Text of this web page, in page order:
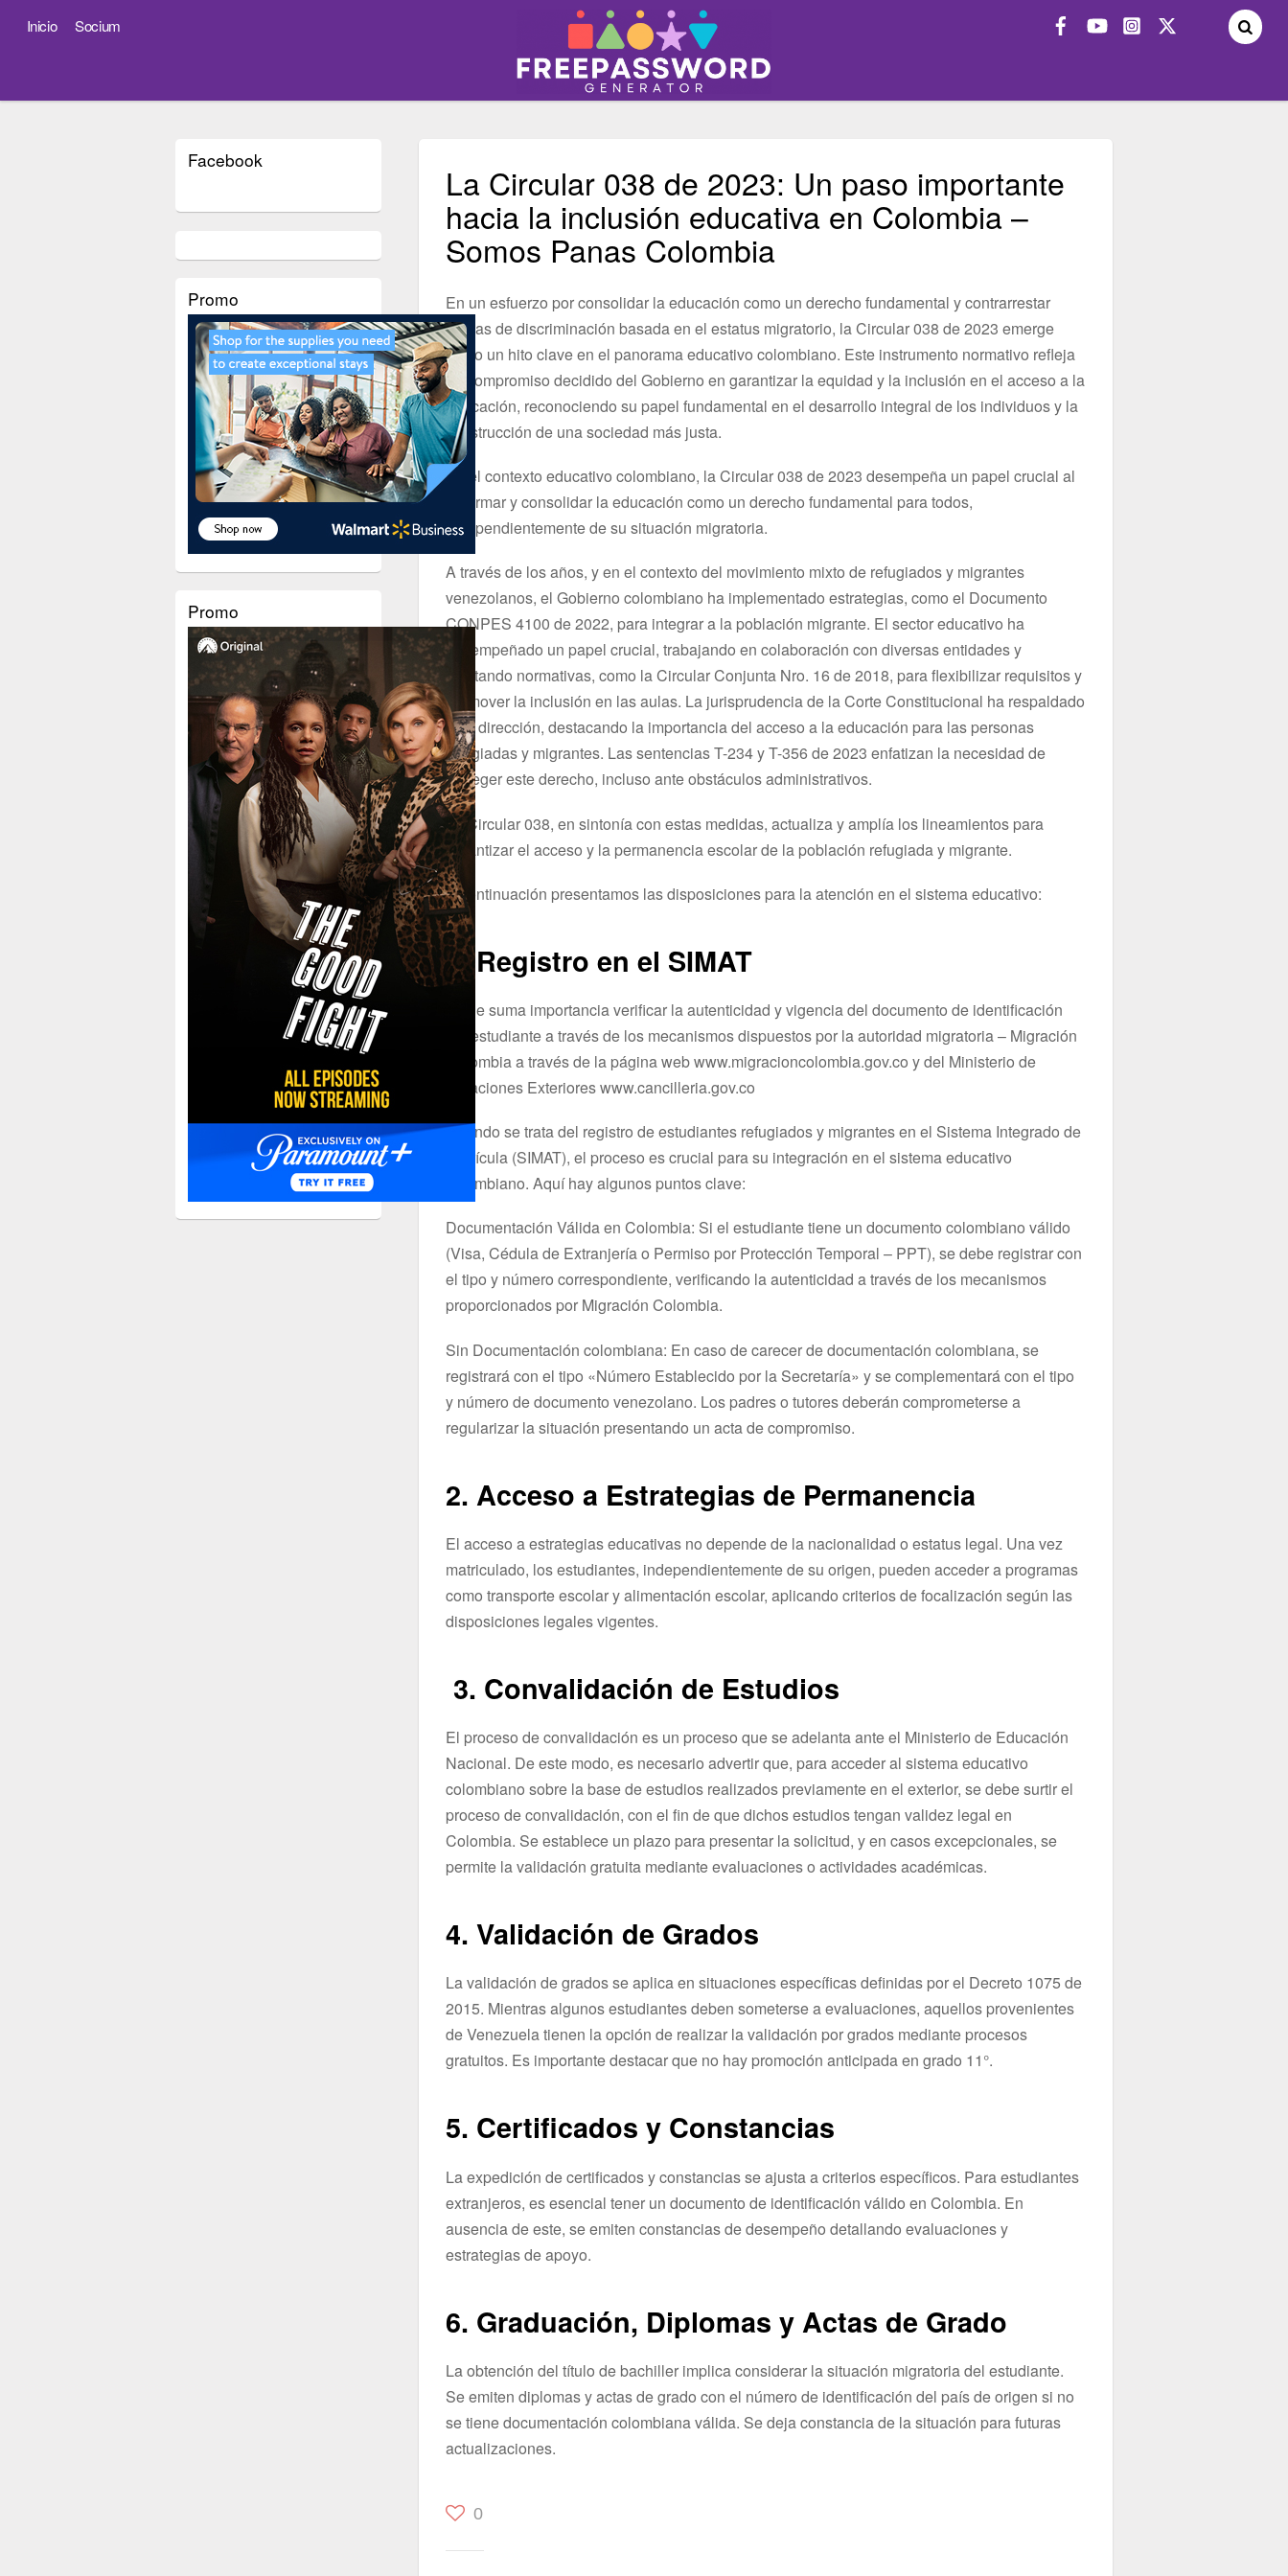
Inicio Socium
La Circular 038 de 2023: Un paso importante
hacia la inclusión educativa en Colombia –
Somos Panas Colombia
En un esfuerzo por consolidar la educación como un derecho fundamental y contrarrestar
formas de discriminación basada en el estatus migratorio, la Circular 038 de 2023 emerge
como un hito clave en el panorama educativo colombiano. Este instrumento normativo refleja
un compromiso decidido del Gobierno en garantizar la equidad y la inclusión en el acceso a la
educación, reconociendo su papel fundamental en el desarrollo integral de los individuos y la
construcción de una sociedad más justa.
En el contexto educativo colombiano, la Circular 038 de 2023 desempeña un papel crucial al
reafirmar y consolidar la educación como un derecho fundamental para todos,
independientemente de su situación migratoria.
A través de los años, y en el contexto del movimiento mixto de refugiados y migrantes
venezolanos, el Gobierno colombiano ha implementado estrategias, como el Documento
CONPES 4100 de 2022, para integrar a la población migrante. El sector educativo ha
desempeñado un papel crucial, trabajando en colaboración con diversas entidades y
ajustando normativas, como la Circular Conjunta Nro. 16 de 2018, para flexibilizar requisitos y
promover la inclusión en las aulas. La jurisprudencia de la Corte Constitucional ha respaldado
esta dirección, destacando la importancia del acceso a la educación para las personas
refugiadas y migrantes. Las sentencias T-234 y T-356 de 2023 enfatizan la necesidad de
proteger este derecho, incluso ante obstáculos administrativos.
La Circular 038, en sintonía con estas medidas, actualiza y amplía los lineamientos para
garantizar el acceso y la permanencia escolar de la población refugiada y migrante.
A continuación presentamos las disposiciones para la atención en el sistema educativo:
1. Registro en el SIMAT
Es de suma importancia verificar la autenticidad y vigencia del documento de identificación
del estudiante a través de los mecanismos dispuestos por la autoridad migratoria – Migración
Colombia a través de la página web www.migracioncolombia.gov.co y del Ministerio de
Relaciones Exteriores www.cancilleria.gov.co
Cuando se trata del registro de estudiantes refugiados y migrantes en el Sistema Integrado de
Matrícula (SIMAT), el proceso es crucial para su integración en el sistema educativo
colombiano. Aquí hay algunos puntos clave:
Documentación Válida en Colombia: Si el estudiante tiene un documento colombiano válido
(Visa, Cédula de Extranjería o Permiso por Protección Temporal – PPT), se debe registrar con
el tipo y número correspondiente, verificando la autenticidad a través de los mecanismos
proporcionados por Migración Colombia.
Sin Documentación colombiana: En caso de carecer de documentación colombiana, se
registrará con el tipo «Número Establecido por la Secretaría» y se complementará con el tipo
y número de documento venezolano. Los padres o tutores deberán comprometerse a
regularizar la situación presentando un acta de compromiso.
2. Acceso a Estrategias de Permanencia
El acceso a estrategias educativas no depende de la nacionalidad o estatus legal. Una vez
matriculado, los estudiantes, independientemente de su origen, pueden acceder a programas
como transporte escolar y alimentación escolar, aplicando criterios de focalización según las
disposiciones legales vigentes.
3. Convalidación de Estudios
El proceso de convalidación es un proceso que se adelanta ante el Ministerio de Educación
Nacional. De este modo, es necesario advertir que, para acceder al sistema educativo
colombiano sobre la base de estudios realizados previamente en el exterior, se debe surtir el
proceso de convalidación, con el fin de que dichos estudios tengan validez legal en
Colombia. Se establece un plazo para presentar la solicitud, y en casos excepcionales, se
permite la validación gratuita mediante evaluaciones o actividades académicas.
4. Validación de Grados
La validación de grados se aplica en situaciones específicas definidas por el Decreto 1075 de
2015. Mientras algunos estudiantes deben someterse a evaluaciones, aquellos provenientes
de Venezuela tienen la opción de realizar la validación por grados mediante procesos
gratuitos. Es importante destacar que no hay promoción anticipada en grado 11°.
5. Certificados y Constancias
La expedición de certificados y constancias se ajusta a criterios específicos. Para estudiantes
extranjeros, es esencial tener un documento de identificación válido en Colombia. En
ausencia de este, se emiten constancias de desempeño detallando evaluaciones y
estrategias de apoyo.
6. Graduación, Diplomas y Actas de Grado
La obtención del título de bachiller implica considerar la situación migratoria del estudiante.
Se emiten diplomas y actas de grado con el número de identificación del país de origen si no
se tiene documentación colombiana válida. Se deja constancia de la situación para futuras
actualizaciones.
0
Facebook
Promo
Promo